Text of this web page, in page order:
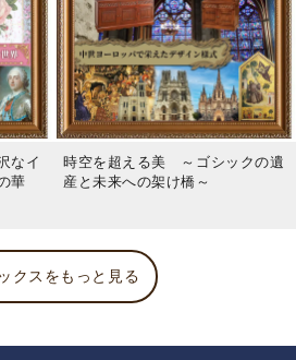
なイ
華
時空を超える美 ～ゴシックの遺
産と未来への架け橋～
クスをもっと見る